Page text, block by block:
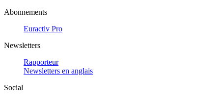
Abonnements
Euractiv Pro
Newsletters
Rapporteur
Newsletters en anglais
Social